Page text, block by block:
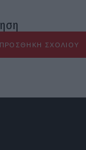
ΠΡΟΣΘΉΚΗ ΣΧΟΛΊΟΥ